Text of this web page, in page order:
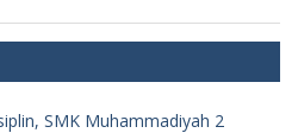
SMK Muhammadiyah 2